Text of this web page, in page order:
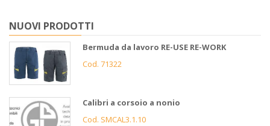
NUOVI PRODOTTI
Bermuda da lavoro RE-USE RE-WORK
Cod. 71322
Calibri a corsoio a nonio
Cod. SMCAL3.1.10